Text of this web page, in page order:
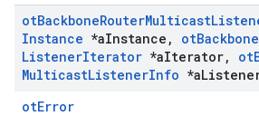
otBackboneRouterMulticast
Instance *aInstance , otBackbone
ListenerIterator *aIterator, ot
MulticastListenerInfo *a
otError